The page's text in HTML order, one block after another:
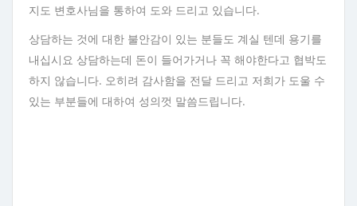
지도 변호사님을 통하여 도와 드리고 있습니다.
상담하는 것에 대한 불안감이 있는 분들도 계실 텐데 용기를
내십시요 상담하는데 돈이 들어가거나 꼭 해야한다고 협박도
하지 않습니다. 오히려 감사함을 전달 드리고 저희가 도울 수
있는 부분들에 대하여 성의껏 말씀드립니다.